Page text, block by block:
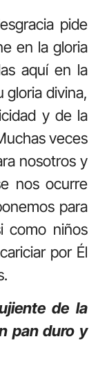
pide
en la gloria
aquí en la
gloria divina,
y de la
veces
nosotros y
nos ocurre
para
como niños
por Él
de la
pan duro y